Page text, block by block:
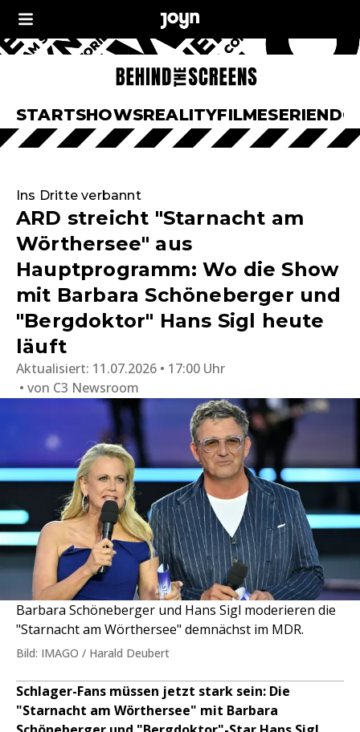
STARTSHOWSREALITYFILMESERIEN
Ins Dritte verbannt
ARD streicht "Starnacht am
Wörthersee" aus
Hauptprogramm: Wo die Show
mit Barbara Schöneberger und
"Bergdoktor" Hans Sigl heute
läuft
Aktualisiert: 11.07.2026 • 17:00 Uhr
von C3 Newsroom
Barbara Schöneberger und Hans Sigl moderieren die
"Starnacht am Wörthersee" demnächst im MDR.
Bild: IMAGO / Harald Deubert
Schlager-Fans müssen jetzt stark sein: Die
"Starnacht am Wörthersee" mit Barbara